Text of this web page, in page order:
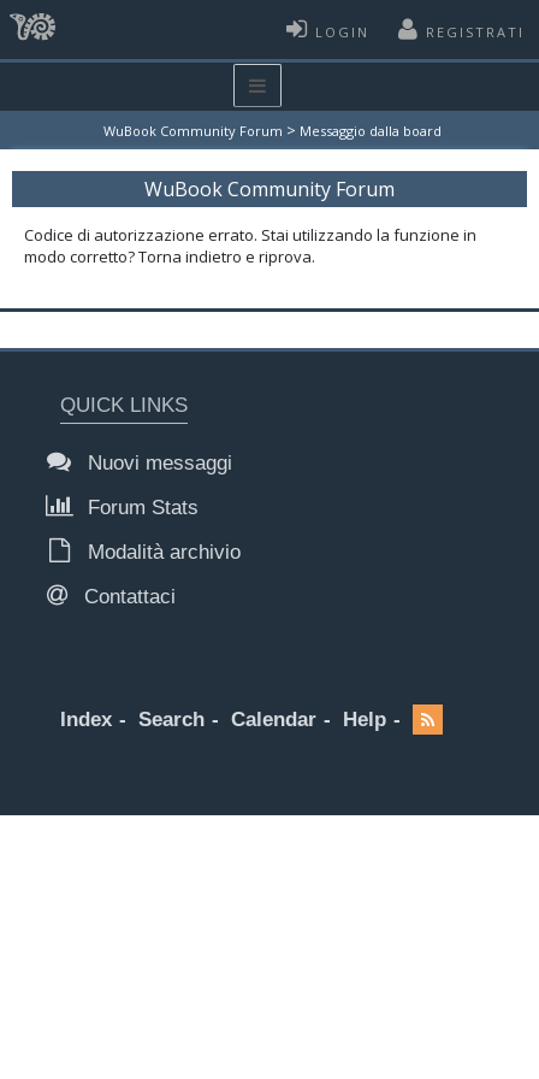
LOGIN REGISTRATI
WuBook Community Forum > Messaggio dalla board
WuBook Community Forum
Codice di autorizzazione errato. Stai utilizzando la funzione in
modo corretto? Torna indietro e riprova.
QUICK LINKS
Nuovi messaggi
Forum Stats
Modalità archivio
Contattaci
Index Search Calendar Help